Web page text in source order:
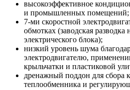
высокоэффективное
и промышленных помещений;
7-ми скоростной
обмотках (заводская
электрического блока);
низкий уровень шума
электродвигателю,
крыльчатки и пластиковой
дренажный поддон для сбора
теплообменника и